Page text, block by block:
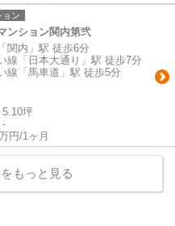
ョン
ンション関内第弐
関内」駅 徒歩6分
線「日本大通り」駅 徒歩7分
線「馬車道」駅 徒歩5分
坪
-
円/1ヶ月
もっと見る